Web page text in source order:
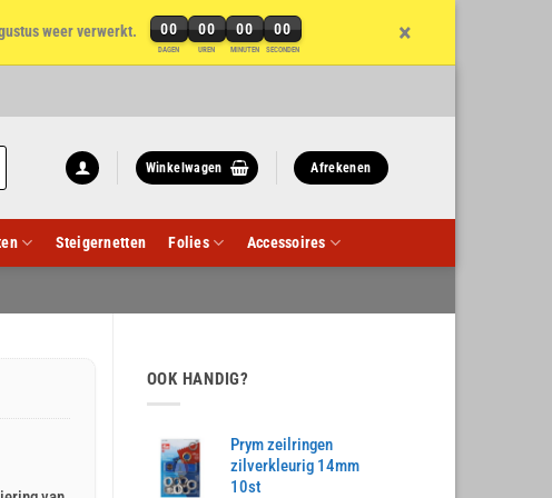
weer verwerkt. 00
DAGEN
00
UREN
00
MINUTEN
00
SECONDEN
×
Winkelwagen Afrekenen
Steigernetten Folies Accessoires
OOK HANDIG?
Prym zeilringen
zilverkleurig 14mm
10st